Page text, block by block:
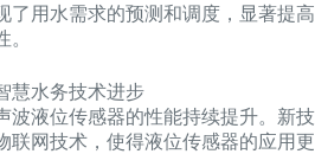
了用水需求的预测和调度，显著提高
慧水务技术进步
波液位传感器的性能持续提升。新技
联网技术，使得液位传感器的应用更